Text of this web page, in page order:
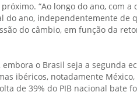
“Ao longo do ano, com
do ano, independentemente de
do câmbio, em função da
o Brasil seja a segunda
ibéricos, notadamente
de 39% do PIB nacional bate